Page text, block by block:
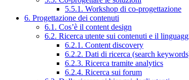
5.5.1. Workshop di co-progettazione
6. Progettazione dei contenuti
6.1. Cos’è il content design
6.2. Ricerca utente sui contenuti e il
6.2.1. Content discovery
6.2.2. Dati di ricerca (search
6.2.3. Ricerca tramite analytics
6.2.4. Ricerca sui forum